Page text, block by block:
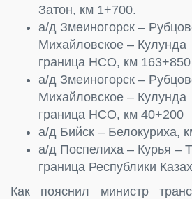
Затон, км 1+700.
а/д Змеиногорск –
Михайловское –
граница НСО, км 163+850
а/д Змеиногорск –
Михайловское –
граница НСО, км 40+200
а/д Бийск – Белокуриха,
а/д Поспелиха – Курья –
граница Республики
Как пояснил министр